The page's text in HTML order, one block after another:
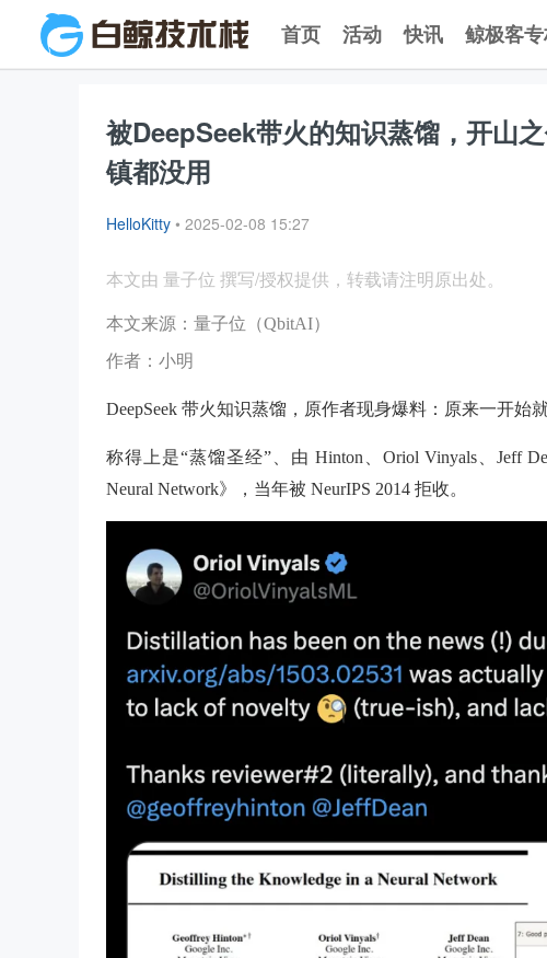
首页 活动 快讯 鲸极客
被DeepSeek带火的知识蒸馏，开山
镇都没用
HelloKitty • 2025-02-08 15:27
本文由 量子位 撰写/授权提供，转载请注明原出处。
本文来源：量子位（QbitAI）
作者：小明
DeepSeek 带火知识蒸馏，原作者现身爆料：原来一开始
称得上是“蒸馏圣经”、由 Hinton、Oriol Vinyals、Jeff
Neural Network》，当年被 NeurIPS 2014 拒收。